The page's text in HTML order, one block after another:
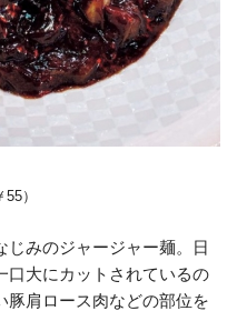
）
じみのジャージャー麺。日
口大にカットされているの
豚肩ロース肉などの部位を